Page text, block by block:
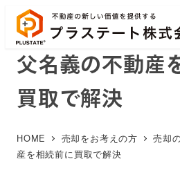
父名義の不動産
買取で解決
HOME 売却をお考えの方 売却
産を相続前に買取で解決